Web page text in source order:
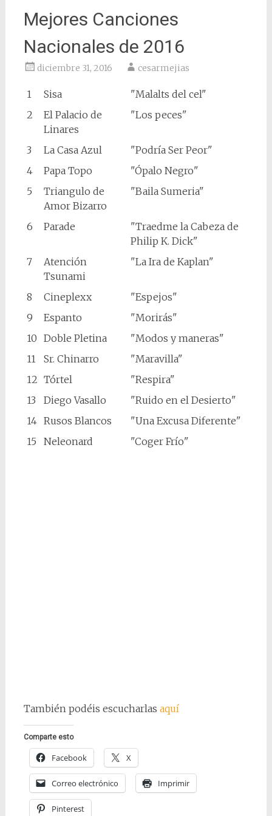
Mejores Canciones
Nacionales de 2016
diciembre 31, 2016 cesarmejias
1 Sisa
"Malalts del cel"
2
El Palacio de
Linares
"Los peces"
3 La Casa Azul
"Podría Ser Peor"
4
Papa Topo
"Ópalo Negro"
5
Triangulo de
Amor Bizarro
"Baila Sumeria"
6 Parade
"Traedme la Cabeza de
Philip K. Dick"
7
Atención
Tsunami
"La Ira de Kaplan"
8 Cineplexx
"Espejos"
9
Espanto
"Morirás"
10 Doble Pletina
"Modos y maneras"
11
Sr. Chinarro
"Maravilla"
12 Tórtel
"Respira"
13
Diego Vasallo
"Ruido en el Desierto"
14 Rusos Blancos
"Una Excusa Diferente"
15
Neleonard "Coger Frío"
También podéis escucharlas aquí
Comparte esto
Facebook X
Correo electrónico Imprimir
Pinterest